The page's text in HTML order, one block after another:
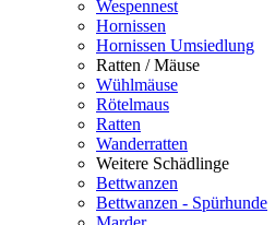
Wespennest
Hornissen
Hornissen Umsiedlung
Ratten / Mäuse
Wühlmäuse
Rötelmaus
Ratten
Wanderratten
Weitere Schädlinge
Bettwanzen
Bettwanzen - Spürhunde